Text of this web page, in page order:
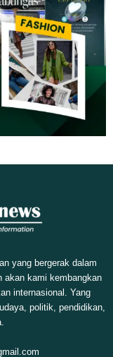
yang bergerak dalam
akan kami kembangkan
internasional. Yang
politik, pendidikan,